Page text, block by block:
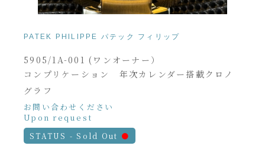
PATEK PHILIPPE パテック フィリップ
5905/1A-001 (ワンオーナー）
コンプリケーション 年次カレンダー搭載クロノ
グラフ
お問い合わせください
Upon request
STATUS - Sold Out ●